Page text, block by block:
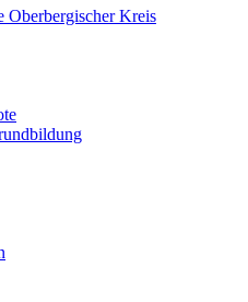
Oberbergischer Kreis